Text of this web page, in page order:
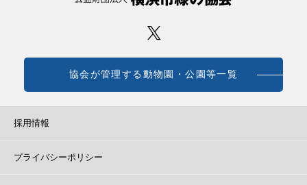
協会が管理する動物園・公園等一覧
採用情報
プライバシーポリシー